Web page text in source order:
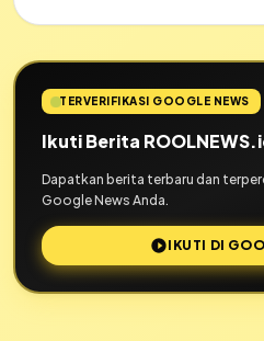
TERVERIFIKASI GOOGLE NEWS
Ikuti Berita
Dapatkan berita terbaru dan
Google News Anda.
IKUTI DI